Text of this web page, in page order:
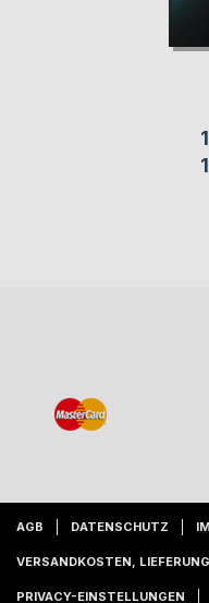
AGB DATENSCHUTZ
VERSANDKOSTEN,
PRIVACY-EINSTELLUNGEN